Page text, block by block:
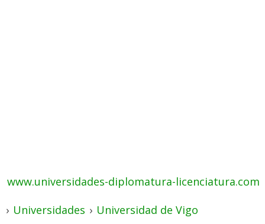
www.universidades-diplomatura-licenciatura.com
› Universidades › Universidad de Vigo